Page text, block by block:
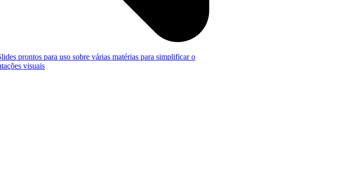
prontos para uso sobre várias matérias para simplificar o
visuais